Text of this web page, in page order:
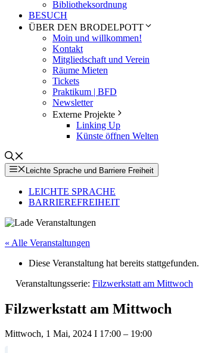
Bibliotheksordnung
BESUCH
ÜBER DEN BRODELPOTT
Moin und willkommen!
Kontakt
Mitgliedschaft und Verein
Räume Mieten
Tickets
Praktikum | BFD
Newsletter
Externe Projekte
Linking Up
Künste öffnen Welten
Leichte Sprache und Barriere Freiheit
LEICHTE SPRACHE
BARRIEREFREIHEIT
« Alle Veranstaltungen
Diese Veranstaltung hat bereits stattgefunden.
Veranstaltungsserie: Filzwerkstatt am Mittwoch
Filzwerkstatt am Mittwoch
Mittwoch, 1 Mai, 2024 I 17:00 – 19:00